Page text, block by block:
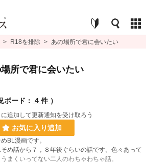
> R18を排除 > あの場所で君に会いたい
所で君に会いたい
ボード： 4 件 ）
追加して更新通知を受け取ろう
お気に入り追加
BL漫画です。
め話から７，８年後ぐらいの話です。色々あって
まくいってない二人のわちゃわちゃ話。